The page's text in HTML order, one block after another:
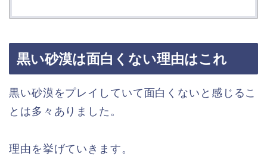
黒い砂漠は面白くない理由はこれ
黒い砂漠をプレイしていて面白くないと感じるこ
とは多々ありました。
理由を挙げていきます。